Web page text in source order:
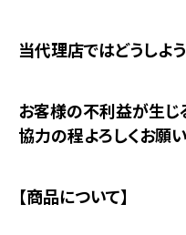
当代理店ではどうしよ
お客様の不利益が生じ
協力の程よろしくお願い
【商品について】